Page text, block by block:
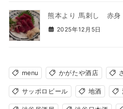
熊本より 馬刺し 赤身
2025年12月5日
menu かがたや酒店
サッポロビール 地酒